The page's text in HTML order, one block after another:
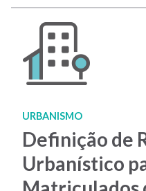
URBANISMO
Definição de
Urbanístico